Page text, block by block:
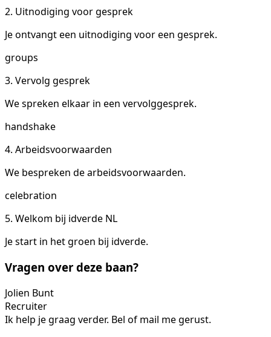
2. Uitnodiging voor gesprek
Je ontvangt een uitnodiging voor een gesprek.
groups
3. Vervolg gesprek
We spreken elkaar in een vervolggesprek.
handshake
4. Arbeidsvoorwaarden
We bespreken de arbeidsvoorwaarden.
celebration
5. Welkom bij idverde NL
Je start in het groen bij idverde.
Vragen over deze baan?
Jolien Bunt
Recruiter
Ik help je graag verder. Bel of mail me gerust.